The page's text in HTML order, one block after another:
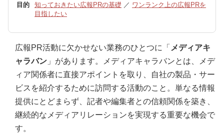
目的
知っておきたい広報PRの基礎 ／ ワンランク上の広報PRを
目指したい
広報PR活動に欠かせない業務のひとつに「 メディアキ
ャラバン 」があります。メディアキャラバンとは、メデ
ィア関係者に直接アポイントを取り、自社の製品・サー
ビスを紹介するために訪問する活動のこと。単なる情報
提供にとどまらず、記者や編集者との信頼関係を築き、
継続的なメディアリレーションを実現する重要な機会で
す。